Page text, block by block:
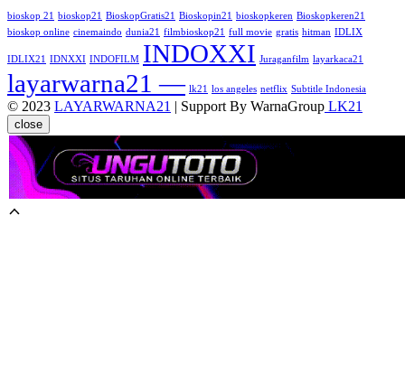
bioskop 21 bioskop21 BioskopGratis21 Bioskopin21 bioskopkeren Bioskopkeren21
bioskop online cinemaindo dunia21 filmbioskop21 full movie gratis hitman IDLIX
IDLIX21 IDNXXI INDOFILM INDOXXI Juraganfilm layarkaca21
layarwarna21 — lk21 los angeles netflix Subtitle Indonesia
© 2023 LAYARWARNA21 | Support By WarnaGroup LK21
close